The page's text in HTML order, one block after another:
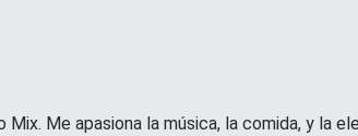
Mix. Me apasiona la música, la comida, y la